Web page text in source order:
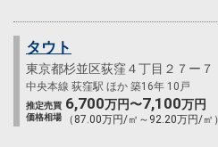
タウト
東京都杉並区荻窪４丁目２７ー７
中央本線 荻窪駅 ほか 築16年 10戸
推定売買
価格相場
6,700万円〜7,100万円
（87.00万円/㎡～92.20万円/㎡）